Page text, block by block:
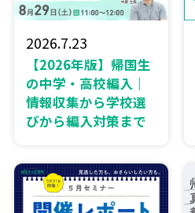
2026.7.23
【2026年版】帰国生
の中学・高校編入｜
情報収集から学校選
びから編入対策まで